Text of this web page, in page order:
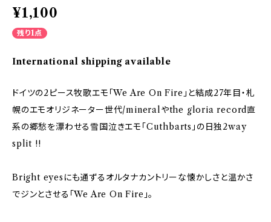
¥1,100
残り1点
International shipping available
ドイツの2ピース牧歌エモ「We Are On Fire」と結成27年目・札
幌のエモオリジネーター世代/mineralやthe gloria record直
系の郷愁を漂わせる雪国泣きエモ「Cuthbarts」の日独2way
split !!
Bright eyesにも通ずるオルタナカントリーな懐かしさと温かさ
でジンとさせる「We Are On Fire」。